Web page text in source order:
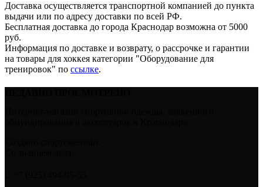
Доставка осуществляется транспортной компанией до пункта
выдачи или по адресу доставки по всей РФ.
Бесплатная доставка до города Краснодар возможна от 5000
руб.
Информация по доставке и возврату, о рассрочке и гарантии
на товары для хоккея категории "Оборудование для
тренировок" по ссылке.